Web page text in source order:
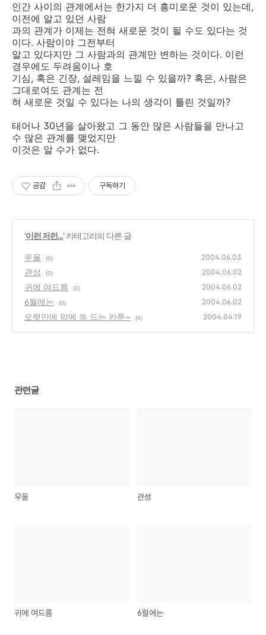
인간 사이의 관계에서는 한가지 더 흥미로운 것이 있는데,
이전에 알고 있던 사람
과의 관계가 이제는 전혀 새로운 것이 될 수도 있다는 것
이다. 사람이야 그전부터
알고 있다지만 그 사람과의 관계만 변하는 것이다. 이런
경우에도 두려움이나 호
기심, 혹은 긴장, 설레임을 느낄 수 있을까? 혹은, 사람은
그대로여도 관계는 전
혀 새로운 것일 수 있다는 나의 생각이 틀린 것일까?
태어나 30년을 살아왔고 그 동안 많은 사람들을 만나고
수 많은 관계를 맺었지만
이것은 알 수가 없다.
공감 구독하기
'이런 저런...' 카테고리의 다른 글
우울 (0) 2004.06.03
관성 (0) 2004.06.02
귀에 여드름 (0) 2004.06.02
6월에는 (0) 2004.06.02
오랫만에 맘에 쏙 드는 카툰~ (0) 2004.04.19
관련글
우울 관성
귀에 여드름 6월에는